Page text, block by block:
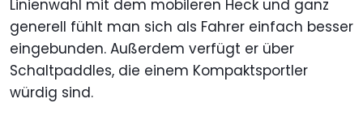
Linienwahl mit dem mobileren Heck und ganz
generell fühlt man sich als Fahrer einfach besser
eingebunden. Außerdem verfügt er über
Schaltpaddles, die einem Kompaktsportler
würdig sind.